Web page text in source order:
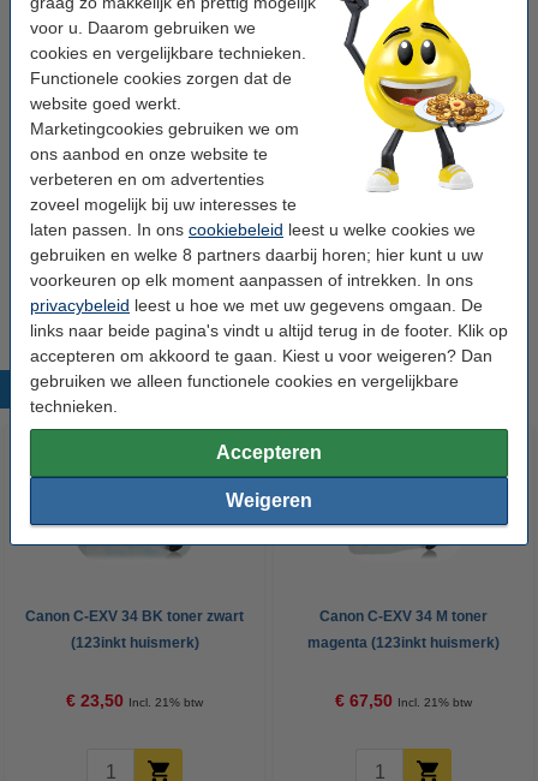
voor u. Daarom gebruiken we
cookies en vergelijkbare technieken.
Functionele cookies zorgen dat de
website goed werkt.
Marketingcookies gebruiken we om
ons aanbod en onze website te
verbeteren en om advertenties
zoveel mogelijk bij uw interesses te
laten passen. In ons cookiebeleid leest u welke cookies we
gebruiken en welke 8 partners daarbij horen; hier kunt u uw
voorkeuren op elk moment aanpassen of intrekken. In ons
privacybeleid leest u hoe we met uw gegevens omgaan. De
links naar beide pagina's vindt u altijd terug in de footer. Klik op
accepteren om akkoord te gaan. Kiest u voor weigeren? Dan
gebruiken we alleen functionele cookies en vergelijkbare
technieken.
Accepteren
Weigeren
Ons artikelnr: 070763
Nummer: 3783B002
Tip: papier meebestellen
123inkt kopieerpapier 1 doos van 2.500 vel A4 -
80 grams FSC® Mix Credit
€ 33,50
Tip
Wij adviseren u deze toner (het 123inkt huismerk) te nemen i.p.v. de
Canon-uitvoering.
Populaire producten
Canon C-EXV 34 BK toner zwart
(123inkt huismerk)
€ 23,50 Incl. 21% btw
Canon C-EXV 34 M toner
magenta (123inkt huismerk)
€ 67,50 Incl. 21% btw